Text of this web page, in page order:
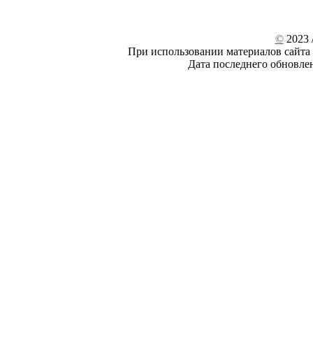
©2023
При использовании материалов
Дата последнего